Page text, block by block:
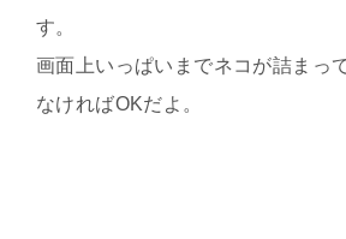
す。
画面上いっぱいまでネコが詰まっ
なければOKだよ。